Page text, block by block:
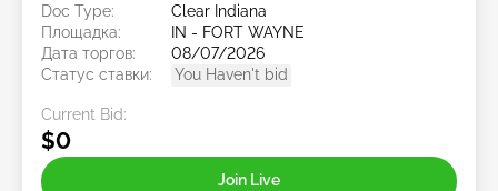
Doc Type:
Clear Indiana
Площадка:
IN - FORT WAYNE
Дата торгов:
08/07/2026
Статус ставки:
You Haven't bid
Current Bid:
$0
Join Live